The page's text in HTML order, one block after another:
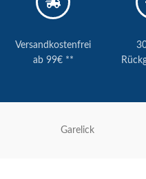
Versandkostenfrei
ab 99€ **
Garelick